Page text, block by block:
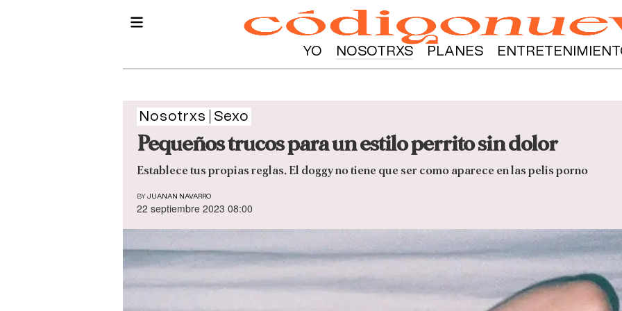
YO NOSOTRXS PLANES
Nosotrxs Sexo
Pequeños trucos para un estilo perrito sin dolor
Establece tus propias reglas. El doggy no tiene que ser como aparece en las pelis porno
BY JUANAN NAVARRO
22 septiembre 2023 08:00